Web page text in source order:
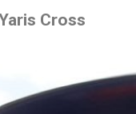
Cross